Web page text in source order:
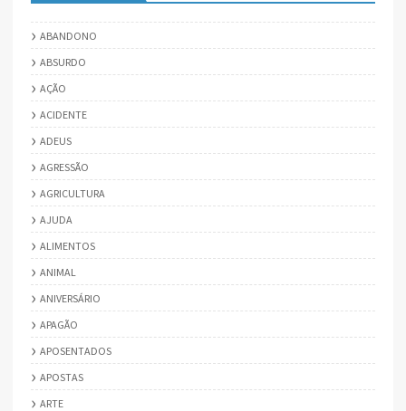
ABANDONO
ABSURDO
AÇÃO
ACIDENTE
ADEUS
AGRESSÃO
AGRICULTURA
AJUDA
ALIMENTOS
ANIMAL
ANIVERSÁRIO
APAGÃO
APOSENTADOS
APOSTAS
ARTE